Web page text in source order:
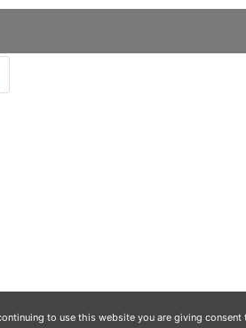
to use this website you are giving consent